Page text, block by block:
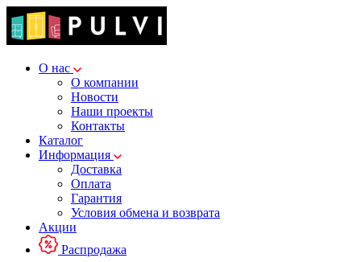
О нас
О компании
Новости
Наши проекты
Контакты
Каталог
Информация
Доставка
Оплата
Гарантия
Условия обмена и возврата
Акции
Распродажа